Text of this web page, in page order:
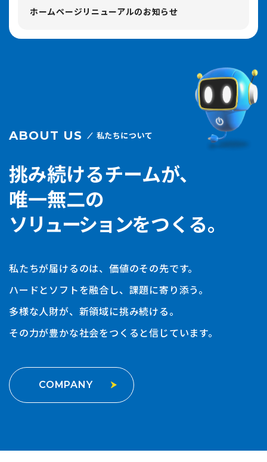
ホームページリニューアルのお知らせ
ABOUT US 私たちについて
挑み続けるチームが、
唯一無二の
ソリューションをつくる。
私たちが届けるのは、価値のその先です。
ハードとソフトを融合し、課題に寄り添う。
多様な人財が、新領域に挑み続ける。
その力が豊かな社会をつくると信じています。
COMPANY